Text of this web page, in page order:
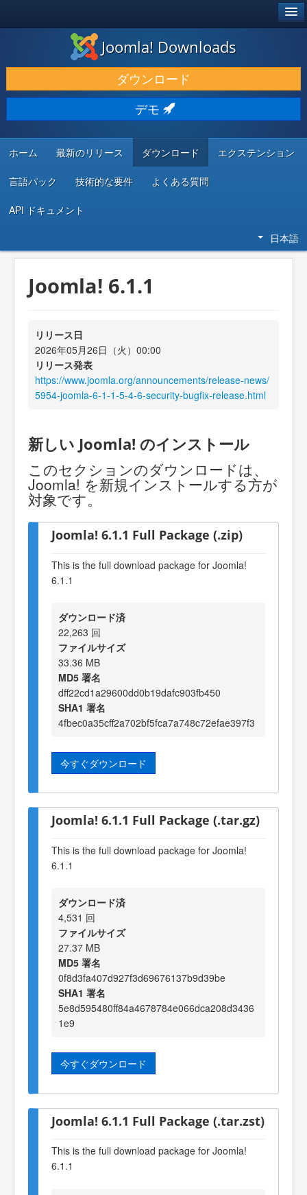
ダウンロードと機能拡張
発見と学び
コミュニティとサポート
開発者向けリソース
Joomla! Downloads
ダウンロード
デモ
ホーム 最新のリリース ダウンロード エクステンション
言語パック 技術的な要件 よくある質問
API ドキュメント
日本語
Joomla! 6.1.1
リリース日
2026年05月26日（火）00:00
リリース発表
https://www.joomla.org/announcements/release-news/
5954-joomla-6-1-1-5-4-6-security-bugfix-release.html
新しい Joomla! のインストール
このセクションのダウンロードは、
Joomla! を新規インストールする方が
対象です。
Joomla! 6.1.1 Full Package (.zip)
This is the full download package for Joomla!
6.1.1
ダウンロード済
22,263 回
ファイルサイズ
33.36 MB
MD5 署名
dff22cd1a29600dd0b19dafc903fb450
SHA1 署名
4fbec0a35cff2a702bf5fca7a748c72efae397f3
今すぐダウンロード
Joomla! 6.1.1 Full Package (.tar.gz)
This is the full download package for Joomla!
6.1.1
ダウンロード済
4,531 回
ファイルサイズ
27.37 MB
MD5 署名
0f8d3fa407d927f3d69676137b9d39be
SHA1 署名
5e8d595480ff84a4678784e066dca208d3436
1e9
今すぐダウンロード
Joomla! 6.1.1 Full Package (.tar.zst)
This is the full download package for Joomla!
6.1.1